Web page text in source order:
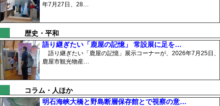
年7月27日、28…
歴史・平和
語り継ぎたい「鹿屋の記憶」 常設展に足を…
語り継ぎたい「鹿屋の記憶」展示コーナーが、2026年7月25日、
鹿屋市観光物産…
コラム・人ほか
明石海峡大橋と野島断層保存館とで視察の意…